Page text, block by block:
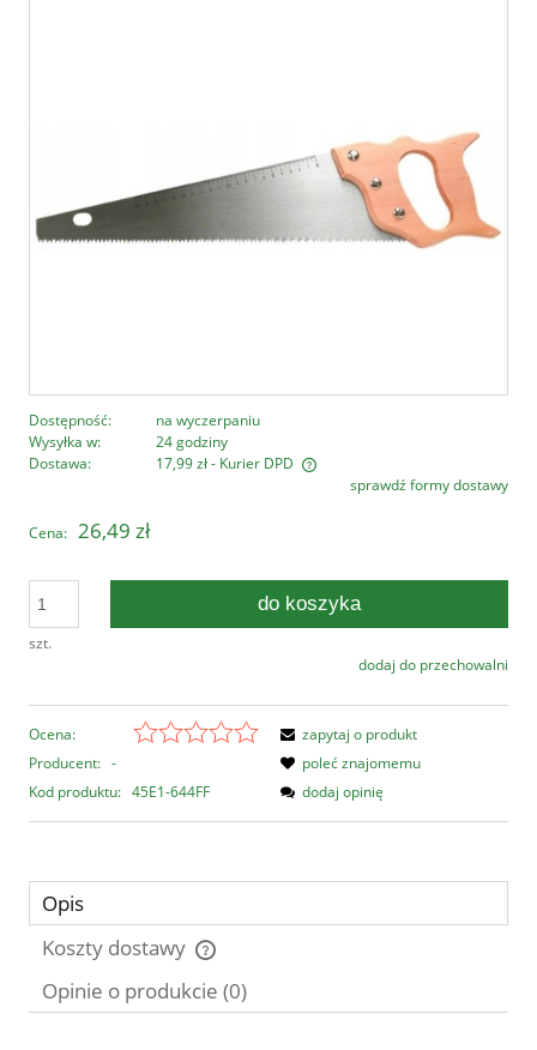
Dostępność:
na wyczerpaniu
Wysyłka w:
24 godziny
Dostawa:
17,99 zł- Kurier DPD
Cena nie zawiera ewentualnych kosztów płatnościsprawdź formy dostawy
Cena: 26,49 zł
szt.
do koszyka
dodaj do przechowalni
Ocena:
Producent: -
Kod produktu: 45E1-644FF
zapytaj o produkt
poleć znajomemu
dodaj opinię
Opis
Koszty dostawy
Cena nie zawiera ewentualnych kosztów płatności
Opinie o produkcie (0)